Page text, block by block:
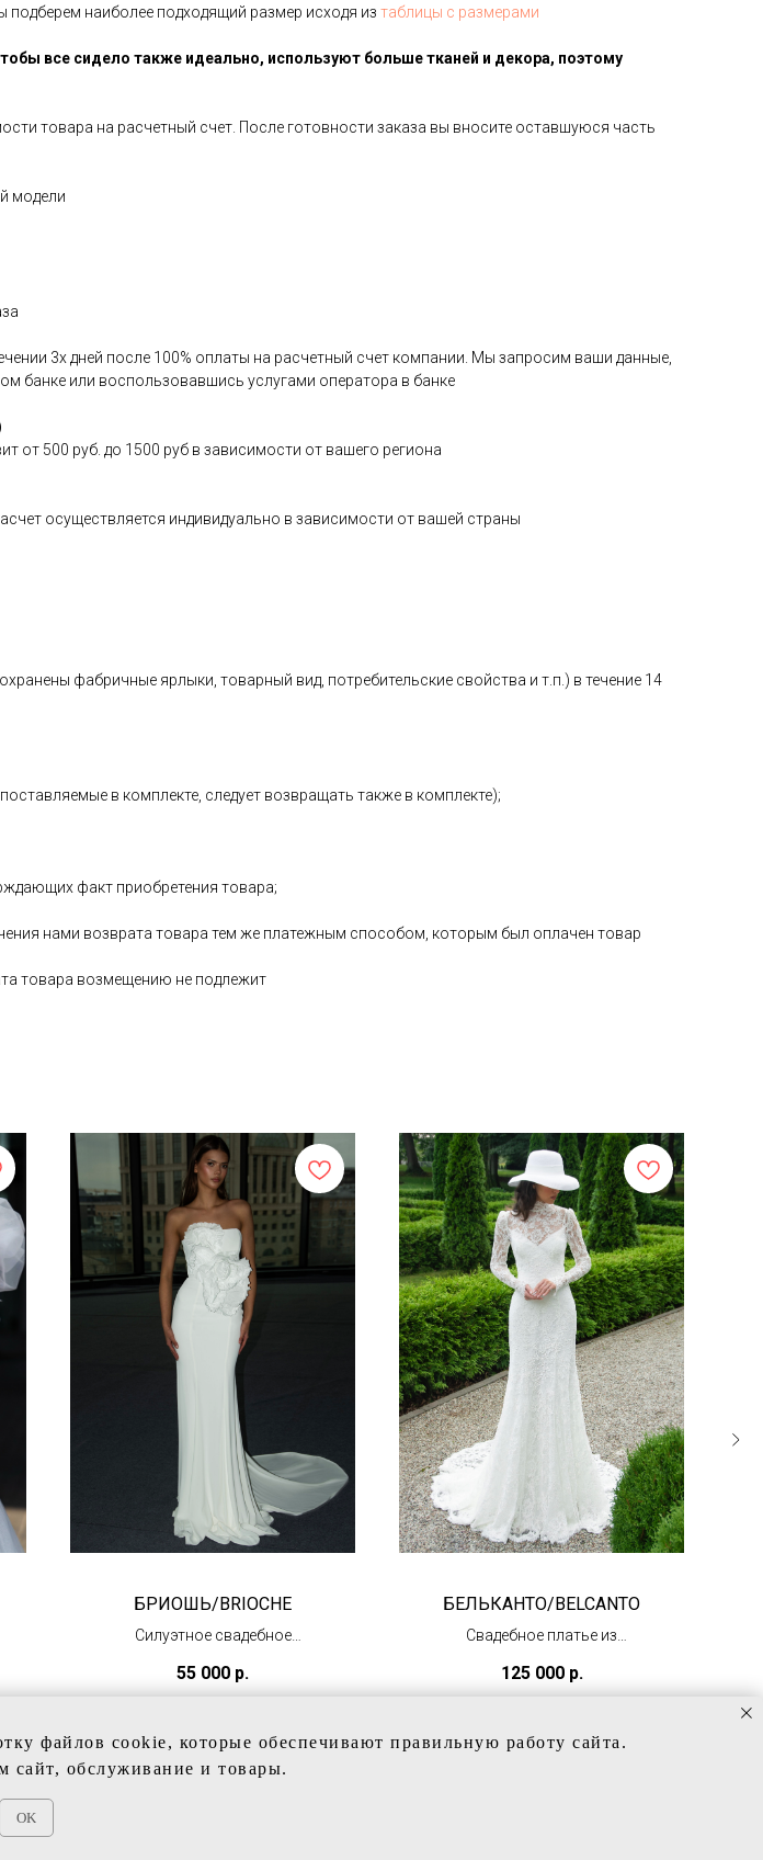
подберем наиболее подходящий размер исходя из таблицы с размерами
все сидело также идеально, используют больше тканей и декора, поэтому
товара на расчетный счет. После готовности заказа вы вносите оставшуюся часть
модели
3х дней после 100% оплаты на расчетный счет компании. Мы запросим ваши данные,
банке или воспользовавшись услугами оператора в банке
от 500 руб. до 1500 руб в зависимости от вашего региона
осуществляется индивидуально в зависимости от вашей страны
фабричные ярлыки, товарный вид, потребительские свойства и т.п.) в течение 14
в комплекте, следует возвращать также в комплекте);
факт приобретения товара;
нами возврата товара тем же платежным способом, которым был оплачен товар
товара возмещению не подлежит
БРИОШЬ/BRIOCHE
Силуэтное свадебное
(в наличии)
55 000 р.
БЕЛЬКАНТО/BELCANTO
Свадебное платье из
(в наличии)
125 000 р.
файлов cookie, которые обеспечивают правильную работу сайта.
сайт, обслуживание и товары.
OK